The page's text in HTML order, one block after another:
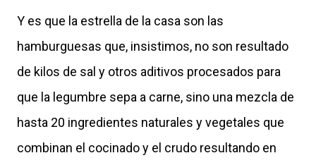
Y es que la estrella de la casa son las
hamburguesas que, insistimos, no son resultado
de kilos de sal y otros aditivos procesados para
que la legumbre sepa a carne, sino una mezcla de
hasta 20 ingredientes naturales y vegetales que
combinan el cocinado y el crudo resultando en